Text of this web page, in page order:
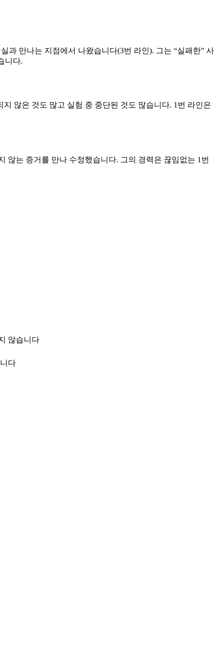
과 만나는 지점에서 나왔습니다(3번 라인). 그는 “실패한” 사
니다.
않은 것도 많고 실험 중 중단된 것도 많습니다. 1번 라인은
않는 증거를 만나 수정했습니다. 그의 경력은 끊임없는 1번
않습니다
다